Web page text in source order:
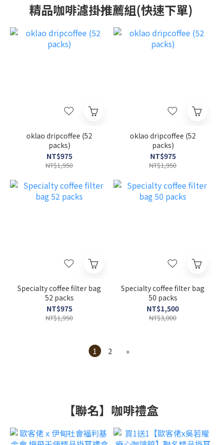
精品咖啡濾掛推薦組(快速下單)
oklao dripcoffee (52
packs)
NT$975
NT$1,950
oklao dripcoffee (52
packs)
NT$975
NT$1,950
Specialty coffee filter bag
52 packs
NT$975
NT$1,950
Specialty coffee filter bag
50 packs
NT$1,500
NT$3,000
1 2 »
【聯名】咖啡禮盒